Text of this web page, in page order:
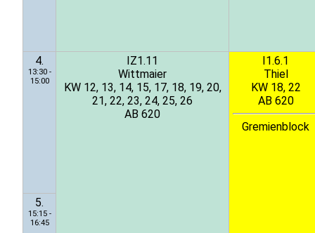
4.
13:30 -
15:00
IZ1.11
Wittmaier
KW 12, 13, 14, 15, 17, 18, 19, 20,
21, 22, 23, 24, 25, 26
AB 620
I1.6.1
Thiel
KW 18, 22
AB 620
Gremienblock
5.
15:15 -
16:45